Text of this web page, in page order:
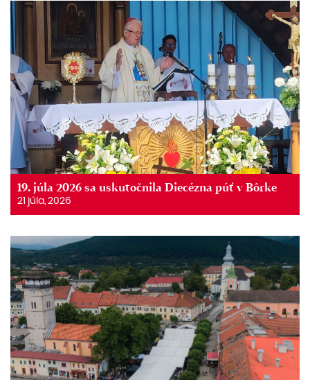
19. júla 2026 sa uskutočnila Diecézna púť v Bôrke
21 júla, 2026